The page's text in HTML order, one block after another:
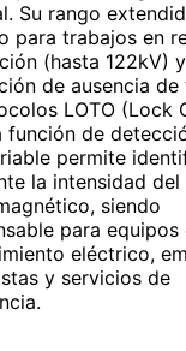
Su rango
para trabajos en
(hasta 122kV) y
de ausencia de
LOTO (Lock
función de
permite
la intensidad del
siendo
para equipos
eléctrico,
y servicios de